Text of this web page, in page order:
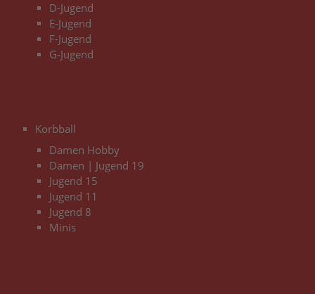
D-Jugend
E-Jugend
F-Jugend
G-Jugend
Korbball
Damen Hobby
Damen | Jugend 19
Jugend 15
Jugend 11
Jugend 8
Minis